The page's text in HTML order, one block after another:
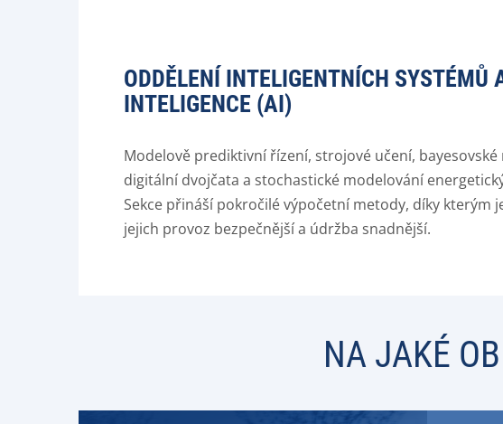
ODDĚLENÍ INTELIGENTNÍCH SYSTÉMŮ
INTELIGENCE (AI)
Modelově prediktivní řízení, strojové učení,
digitální dvojčata a stochastické modelování
Sekce přináší pokročilé výpočetní metody, díky kterým
jejich provoz bezpečnější a údržba snadnější.
NA JAKÉ